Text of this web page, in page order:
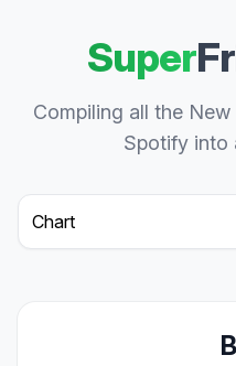
Super
Compiling all the
Spotify into
Select a tab